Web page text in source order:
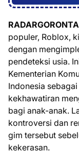
populer, Roblox,
dengan
pendeteksi usia.
Kementerian
Indonesia
kekhawatiran
bagi anak-anak.
kontroversi dan
gim tersebut
kekerasan.